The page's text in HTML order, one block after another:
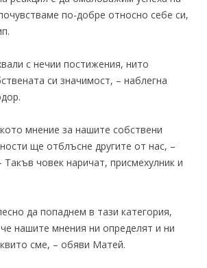
по-добре относно себе си,
с нечии постижения, нито
си значимост, – наблегна
мнение за нашите собствени
ще отблъсне другите от нас, –
Такъв човек наричат, присмехулник и
да попаднем в тази категория,
нашите мнения ни определят и ни
сме, – обяви Матей.